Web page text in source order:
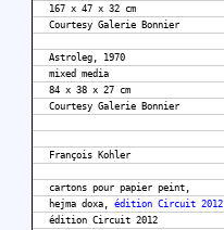
167 x 47 x 32 cm
Courtesy Galerie Bonnier
Astroleg, 1970
mixed media
84 x 38 x 27 cm
Courtesy Galerie Bonnier
François Kohler
cartons pour papier peint,
hejma doxa, édition Circuit 2012
édition Circuit 2012